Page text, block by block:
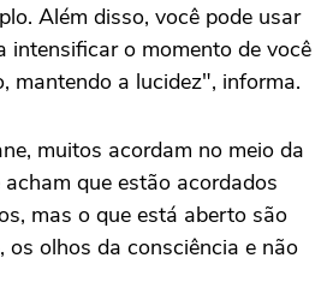
Além disso, você pode usar
intensificar o momento de você
mantendo a lucidez", informa.
muitos acordam no meio da
que estão acordados
mas o que está aberto são
os olhos da consciência e não